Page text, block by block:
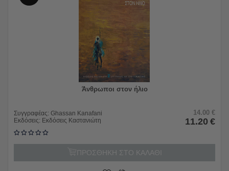
Άνθρωποι στον ήλιο
Συγγραφέας: Ghassan Kanafani
Εκδόσεις: Εκδόσεις Καστανιώτη
14.00 €
11.20 €
ΠΡΟΣΘΗΚΗ ΣΤΟ ΚΑΛΑΘΙ